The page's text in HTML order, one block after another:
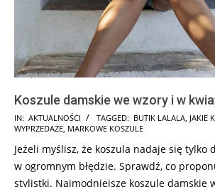
Koszule damskie we wzory i w
2024-
10-
21
IN: AKTUALNOŚCI TAGGED: BUTIK LALALA JAKIE
WYPRZEDAŻE MARKOWE KOSZULE
Jeżeli myślisz, że koszula nadaje się tylko
w ogromnym błędzie. Sprawdź, co
stylistki. Najmodniejsze koszule damskie